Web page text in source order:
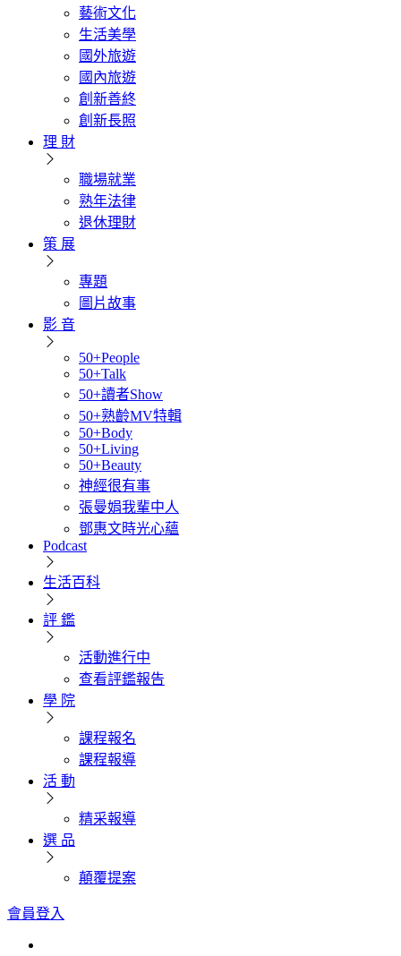
藝術文化
生活美學
國外旅遊
國內旅遊
創新善終
創新長照
理 財
職場就業
熟年法律
退休理財
策 展
專題
圖片故事
影 音
50+People
50+Talk
50+讀者Show
50+熟齡MV特輯
50+Body
50+Living
50+Beauty
神經很有事
張曼娟我輩中人
鄧惠文時光心蘊
Podcast
生活百科
評 鑑
活動進行中
查看評鑑報告
學 院
課程報名
課程報導
活 動
精采報導
選 品
顛覆提案
會員登入